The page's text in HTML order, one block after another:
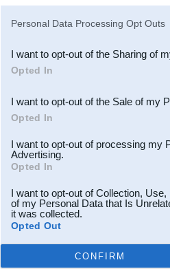
Downstream Participants
third parties.
Personal Data Processing Opt Outs
I want to opt-out of the Sharing of
Opted In
I want to opt-out of the Sale of my
Opted In
I want to opt-out of processing my
Advertising.
Opted In
I want to opt-out of Collection,
of my Personal Data that Is
it was collected.
Opted Out
CONFIRM